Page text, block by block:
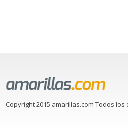
Copyright 2015 amarillas.com Todos